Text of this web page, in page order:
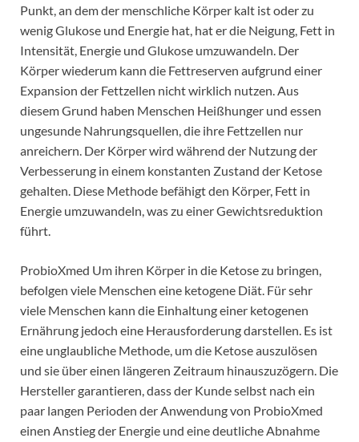
Punkt, an dem der menschliche Körper kalt ist oder zu
wenig Glukose und Energie hat, hat er die Neigung, Fett in
Intensität, Energie und Glukose umzuwandeln. Der
Körper wiederum kann die Fettreserven aufgrund einer
Expansion der Fettzellen nicht wirklich nutzen. Aus
diesem Grund haben Menschen Heißhunger und essen
ungesunde Nahrungsquellen, die ihre Fettzellen nur
anreichern. Der Körper wird während der Nutzung der
Verbesserung in einem konstanten Zustand der Ketose
gehalten. Diese Methode befähigt den Körper, Fett in
Energie umzuwandeln, was zu einer Gewichtsreduktion
führt.
ProbioXmed Um ihren Körper in die Ketose zu bringen,
befolgen viele Menschen eine ketogene Diät. Für sehr
viele Menschen kann die Einhaltung einer ketogenen
Ernährung jedoch eine Herausforderung darstellen. Es ist
eine unglaubliche Methode, um die Ketose auszulösen
und sie über einen längeren Zeitraum hinauszuzögern. Die
Hersteller garantieren, dass der Kunde selbst nach ein
paar langen Perioden der Anwendung von ProbioXmed
einen Anstieg der Energie und eine deutliche Abnahme